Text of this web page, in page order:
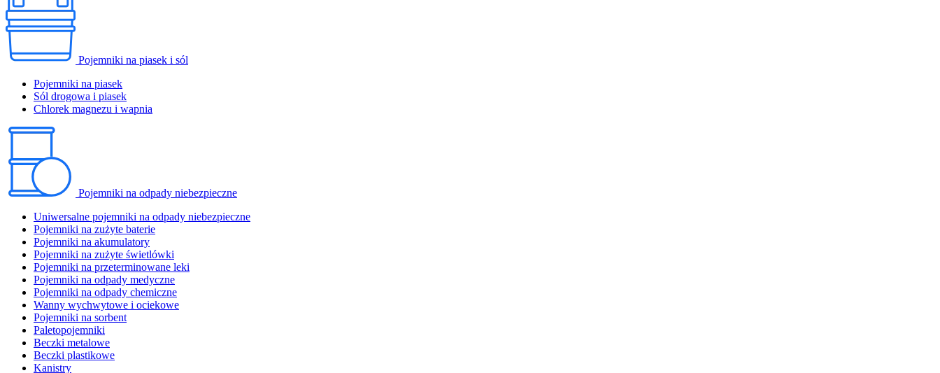
Pojemniki na piasek i sól
Pojemniki na piasek
Sól drogowa i piasek
Chlorek magnezu i wapnia
Pojemniki na odpady niebezpieczne
Uniwersalne pojemniki na odpady niebezpieczne
Pojemniki na zużyte baterie
Pojemniki na akumulatory
Pojemniki na zużyte świetlówki
Pojemniki na przeterminowane leki
Pojemniki na odpady medyczne
Pojemniki na odpady chemiczne
Wanny wychwytowe i ociekowe
Pojemniki na sorbent
Paletopojemniki
Beczki metalowe
Beczki plastikowe
Kanistry